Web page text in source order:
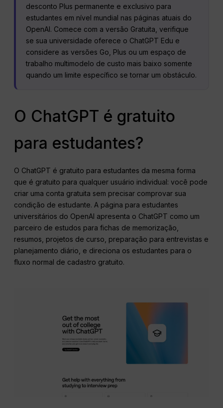
desconto Plus permanente e exclusivo para
estudantes em nível mundial nas páginas atuais do
OpenAI. Comece com a versão Gratuita, verifique
se sua universidade oferece o ChatGPT Edu e
considere as versões Go, Plus ou um espaço de
trabalho multimodelo de custo mais baixo somente
quando um limite específico se tornar um obstáculo.
O ChatGPT é gratuito
para estudantes?
O ChatGPT é gratuito para estudantes da mesma forma
que é gratuito para qualquer usuário individual: você pode
criar uma conta gratuita sem precisar comprovar sua
condição de estudante. A página para estudantes
universitários do OpenAI apresenta o ChatGPT como um
parceiro de estudos para fichas de memorização,
resumos, projetos de curso, preparação para entrevistas e
planejamento diário, e direciona os estudantes para o
fluxo normal de cadastro gratuito.